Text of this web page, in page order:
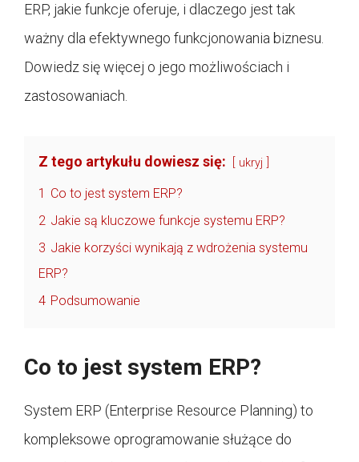
ERP, jakie funkcje oferuje, i dlaczego jest tak
ważny dla efektywnego funkcjonowania biznesu.
Dowiedz się więcej o jego możliwościach i
zastosowaniach.
Z tego artykułu dowiesz się: ukryj
1 Co to jest system ERP?
2 Jakie są kluczowe funkcje systemu ERP?
3 Jakie korzyści wynikają z wdrożenia systemu
ERP?
4 Podsumowanie
Co to jest system ERP?
System ERP (Enterprise Resource Planning) to
kompleksowe oprogramowanie służące do